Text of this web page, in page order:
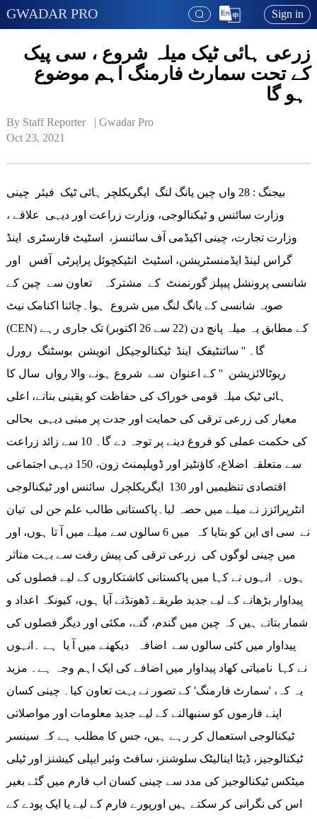
GWADAR PRO Sign in
زرعی ہائی ٹیک میلہ شروع ، سی پیک
کے تحت سمارٹ فارمنگ اہم موضوع
ہو گا
By Staff Reporter   | Gwadar Pro
Oct 23, 2021
بیجنگ : 28 واں چین یانگ لنگ ایگریکلچر ہائی ٹیک فیئر چینی
وزارت سائنس و ٹیکنالوجی، وزارت زراعت اور دیہی علاقے ،
وزارت تجارت، چینی اکیڈمی آف سائنسز، اسٹیٹ فارسٹری اینڈ
گراس لینڈ ایڈمنسٹریشن، اسٹیٹ انٹیکچوئل پراپرٹی آفس اور
شانسی پرونشل پیپلز گورنمنٹ کے مشترکہ تعاون سے چین کے
صوبہ شانسی کے یانگ لنگ میں شروع ہوا۔چائنا اکنامک نیٹ
(CEN) کے مطابق یہ میلہ پانچ دن (22 سے 26 اکتوبر) تک جاری رہے
گا۔ '' سائنٹیفک اینڈ ٹیکنالوجیکل انویشن بوسٹنگ رورل
ریوٹالائزیشن '' کے اعنوان سے شروع ہونے والا رواں سال کا
ہائی ٹیک میلہ قومی خوراک کی حفاظت کو یقینی بنانے، اعلی
معیار کی زرعی ترقی کی حمایت اور جدت پر مبنی دیہی بحالی
کی حکمت عملی کو فروغ دینے پر توجہ دے گا۔ 10 سے زائد زراعت
سے متعلقہ اضلاع، کاؤنٹیز اور ڈویلپمنٹ زون، 150 دیہی اجتماعی
اقتصادی تنظیمیں اور 130 ایگریکلچرل سائنس اور ٹیکنالوجی
انٹرپرائزز نے میلے میں حصہ لیا۔پاکستانی طالب علم جن لی تیان
نے سی ای این کو بتایا کہ میں 6 سالوں سے میلے میں آ تا ہوں، اور
میں چینی لوگوں کی زرعی ترقی کی پیش رفت سے بہت متاثر
ہوں۔ انہوں نے کہا میں پاکستانی کاشتکاروں کے لیے فصلوں کی
پیداوار بڑھانے کے لیے جدید طریقے ڈھونڈنے آیا ہوں، کیونکہ اعداد و
شمار بتاتے ہیں کہ چین میں گندم، گنے، مکئی اور دیگر فصلوں کی
پیداوار میں کئی سالوں سے اضافہ دیکھنے میں آ یا ہے ۔انہوں
نے کہا نامیاتی کھاد پیداوار میں اضافے کی ایک اہم وجہ ہے۔ مزید
یہ کہ، 'سمارٹ فارمنگ' کے تصور نے بہت تعاون کیا۔ چینی کسان
اپنے فارموں کو سنبھالنے کے لیے جدید معلومات اور مواصلاتی
ٹیکنالوجی استعمال کر رہے ہیں، جس کا مطلب ہے کہ سینسر
ٹیکنالوجیز، ڈیٹا اینالیٹک سلوشنز، سافٹ وئیر ایپلی کیشنز اور ٹیلی
میٹکس ٹیکنالوجیز کی مدد سے چینی کسان اب فارم میں گئے بغیر
اس کی نگرانی کر سکتے ہیں اورپورے فارم کے لیے یا ایک پودے کے